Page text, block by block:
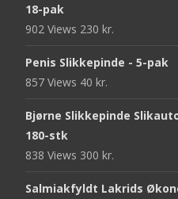
18-pak
902 Views 230 kr.
Penis Slikkepinde - 5-pak
857 Views 40 kr.
Bjørne Slikkepinde
180-stk
838 Views 300 kr.
Salmiakfyldt Lakrids